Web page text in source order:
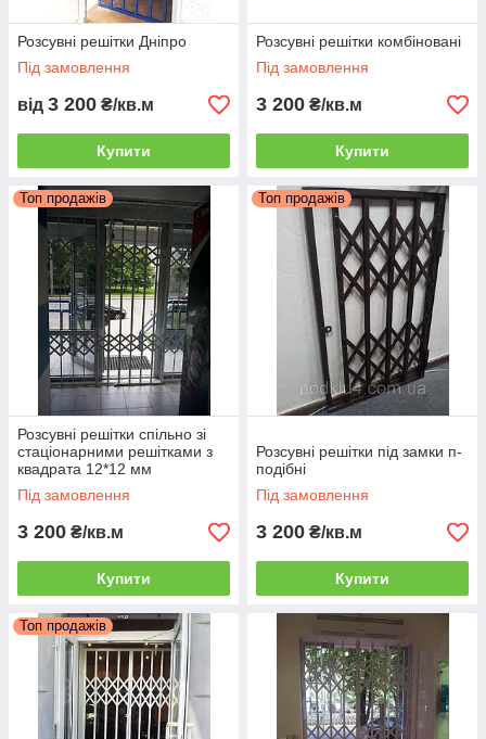
Розсувні решітки Дніпро
Під замовлення
від 3 200 ₴/кв.м
Купити
Розсувні решітки комбіновані
Під замовлення
3 200 ₴/кв.м
Купити
Топ продажів
Розсувні решітки спільно зі
стаціонарними решітками з
квадрата 12*12 мм
Під замовлення
3 200 ₴/кв.м
Купити
Топ продажів
Розсувні решітки під замки п-
подібні
Під замовлення
3 200 ₴/кв.м
Купити
Топ продажів